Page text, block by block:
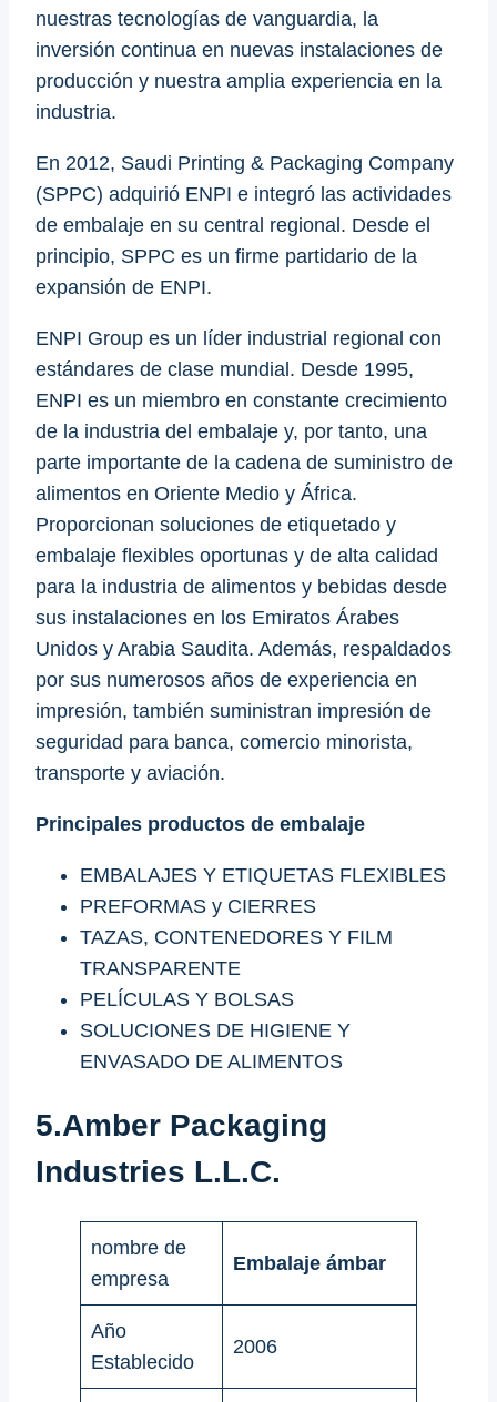
nuestras tecnologías de vanguardia, la
inversión continua en nuevas instalaciones de
producción y nuestra amplia experiencia en la
industria.
En 2012, Saudi Printing & Packaging Company
(SPPC) adquirió ENPI e integró las actividades
de embalaje en su central regional. Desde el
principio, SPPC es un firme partidario de la
expansión de ENPI.
ENPI Group es un líder industrial regional con
estándares de clase mundial. Desde 1995,
ENPI es un miembro en constante crecimiento
de la industria del embalaje y, por tanto, una
parte importante de la cadena de suministro de
alimentos en Oriente Medio y África.
Proporcionan soluciones de etiquetado y
embalaje flexibles oportunas y de alta calidad
para la industria de alimentos y bebidas desde
sus instalaciones en los Emiratos Árabes
Unidos y Arabia Saudita. Además, respaldados
por sus numerosos años de experiencia en
impresión, también suministran impresión de
seguridad para banca, comercio minorista,
transporte y aviación.
Principales productos de embalaje
EMBALAJES Y ETIQUETAS FLEXIBLES
PREFORMAS y CIERRES
TAZAS, CONTENEDORES Y FILM
TRANSPARENTE
PELÍCULAS Y BOLSAS
SOLUCIONES DE HIGIENE Y
ENVASADO DE ALIMENTOS
5.Amber Packaging
Industries L.L.C.
nombre de
empresa
Embalaje ámbar
Año
Establecido
2006